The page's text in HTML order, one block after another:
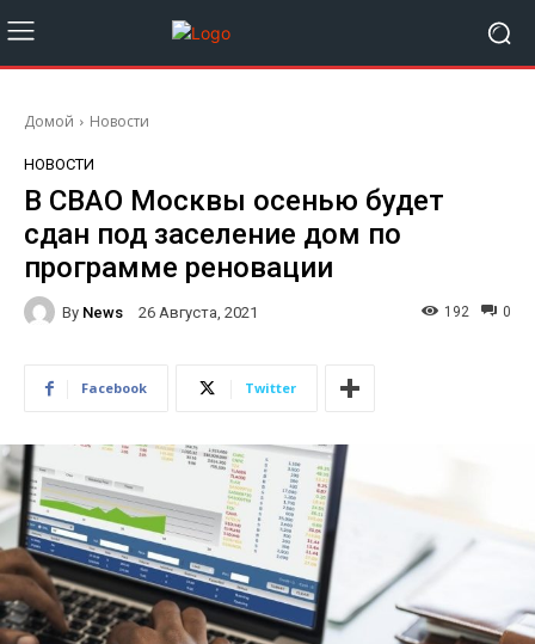
Домой Новости
НОВОСТИ
В СВАО Москвы осенью будет
сдан под заселение дом по
программе реновации
By News 26 Августа, 2021 0
192
Facebook Twitter